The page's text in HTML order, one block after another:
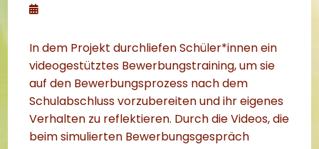
In dem Projekt durchliefen Schüler*innen ein
videogestütztes Bewerbungstraining, um sie
auf den Bewerbungsprozess nach dem
Schulabschluss vorzubereiten und ihr eigenes
Verhalten zu reflektieren. Durch die Videos, die
beim simulierten Bewerbungsgespräch